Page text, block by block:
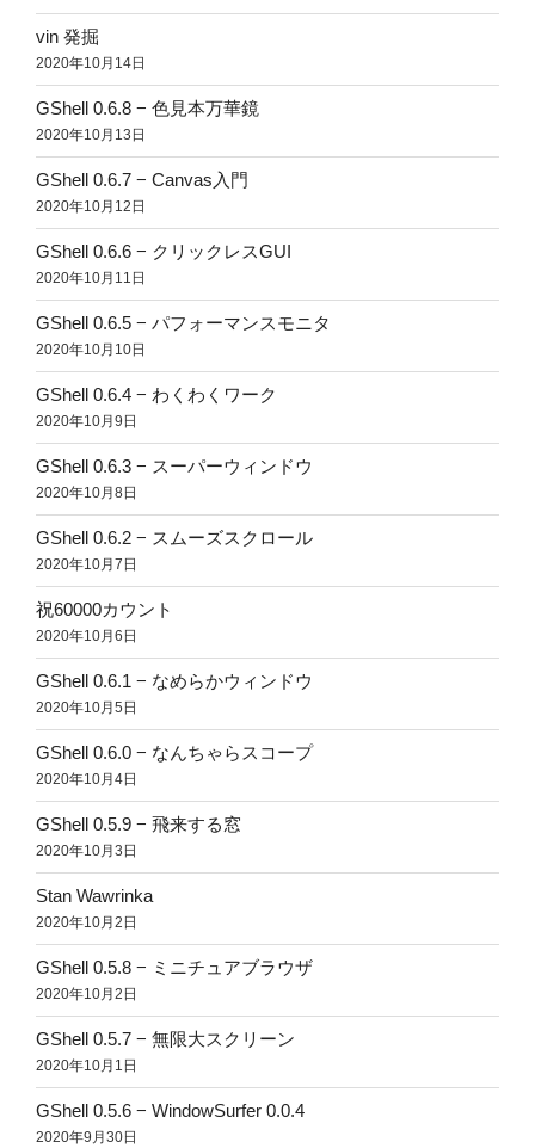
vin 発掘
2020年10月14日
GShell 0.6.8 − 色見本万華鏡
2020年10月13日
GShell 0.6.7 − Canvas入門
2020年10月12日
GShell 0.6.6 − クリックレスGUI
2020年10月11日
GShell 0.6.5 − パフォーマンスモニタ
2020年10月10日
GShell 0.6.4 − わくわくワーク
2020年10月9日
GShell 0.6.3 − スーパーウィンドウ
2020年10月8日
GShell 0.6.2 − スムーズスクロール
2020年10月7日
祝60000カウント
2020年10月6日
GShell 0.6.1 − なめらかウィンドウ
2020年10月5日
GShell 0.6.0 − なんちゃらスコープ
2020年10月4日
GShell 0.5.9 − 飛来する窓
2020年10月3日
Stan Wawrinka
2020年10月2日
GShell 0.5.8 − ミニチュアブラウザ
2020年10月2日
GShell 0.5.7 − 無限大スクリーン
2020年10月1日
GShell 0.5.6 − WindowSurfer 0.0.4
2020年9月30日